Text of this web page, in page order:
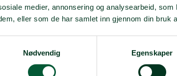
medier, annonsering og analysearbeid,
eller som de har samlet inn gjennom din bruk
Nødvendig
Egenskaper
Veileder for
Mal for